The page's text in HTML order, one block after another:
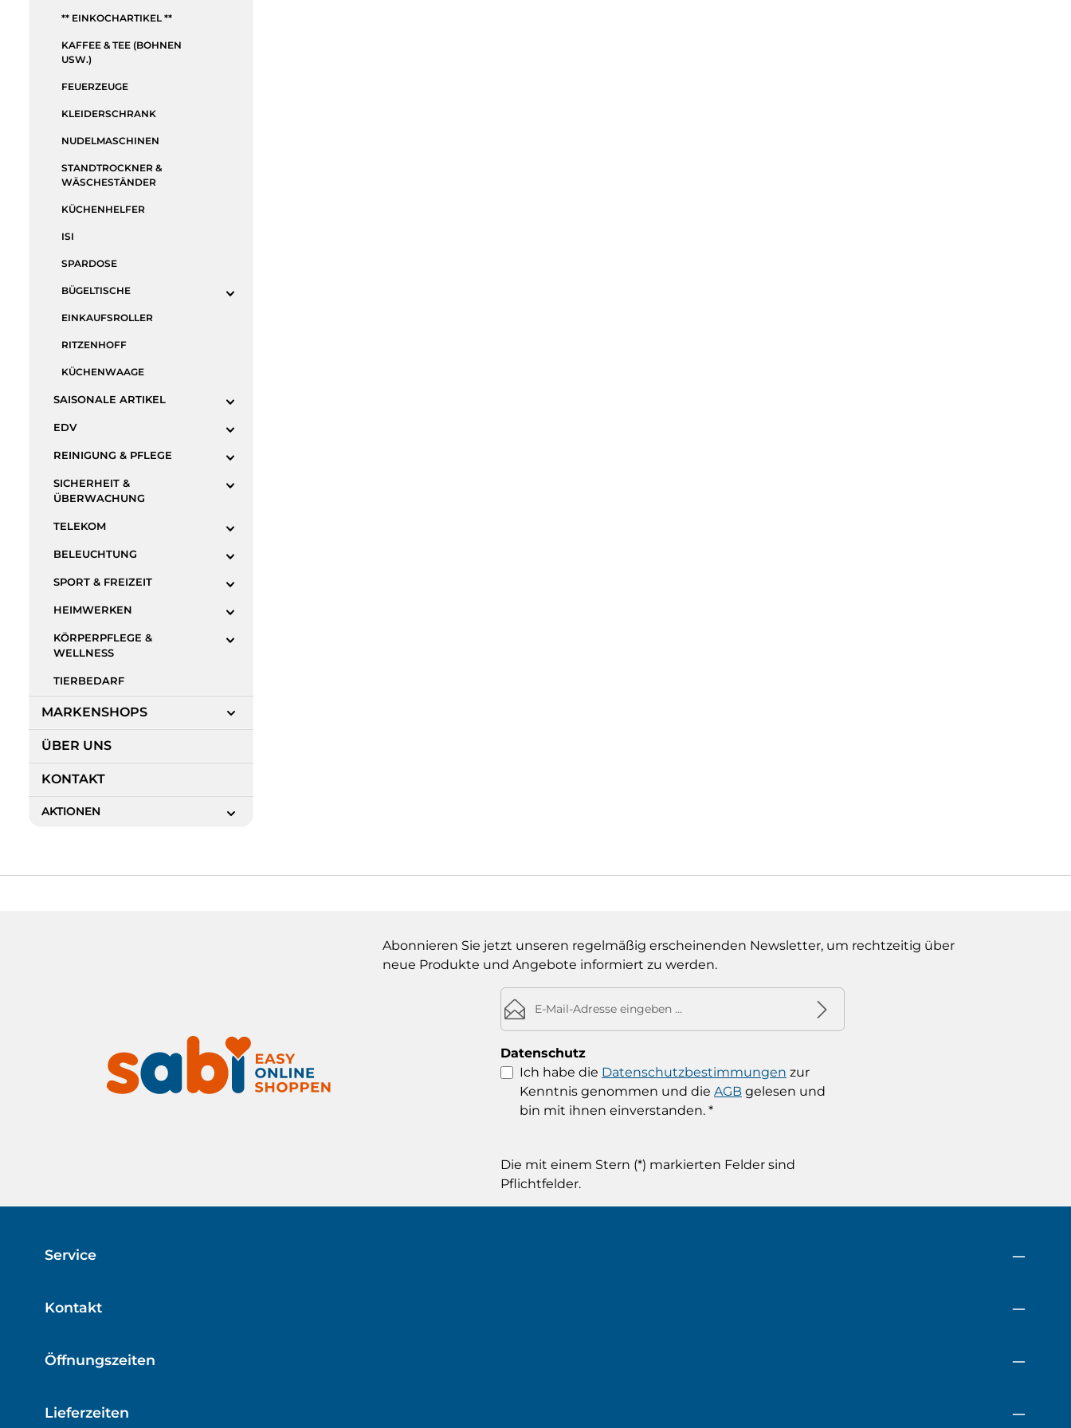
** EINKOCHARTIKEL **
KAFFEE & TEE (BOHNEN
USW.)
FEUERZEUGE
KLEIDERSCHRANK
NUDELMASCHINEN
STANDTROCKNER &
WÄSCHESTÄNDER
KÜCHENHELFER
ISI
SPARDOSE
BÜGELTISCHE
EINKAUFSROLLER
RITZENHOFF
KÜCHENWAAGE
SAISONALE ARTIKEL
EDV
REINIGUNG & PFLEGE
SICHERHEIT &
ÜBERWACHUNG
TELEKOM
BELEUCHTUNG
SPORT & FREIZEIT
HEIMWERKEN
KÖRPERPFLEGE &
WELLNESS
TIERBEDARF
MARKENSHOPS
ÜBER UNS
KONTAKT
AKTIONEN
Abonnieren Sie jetzt unseren regelmäßig erscheinenden Newsletter, um rechtzeitig über
neue Produkte und Angebote informiert zu werden.
E-Mail-Adresse*
Datenschutz
Ich habe die Datenschutzbestimmungen zur
Kenntnis genommen und die AGBgelesen und
bin mit ihnen einverstanden. *
Die mit einem Stern (*) markierten Felder sind
Pflichtfelder.
Kontakt
Öffnungszeiten
Service
Lieferzeiten